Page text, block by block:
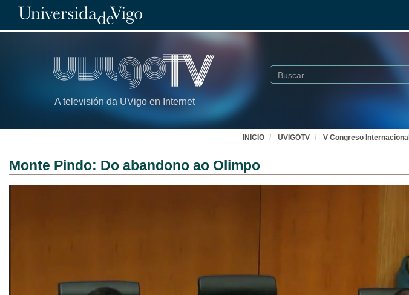
A televisión da UVigo en Internet
Buscar
INICIO UVIGOTV V Congreso
Monte Pindo: Do abandono ao Olimpo